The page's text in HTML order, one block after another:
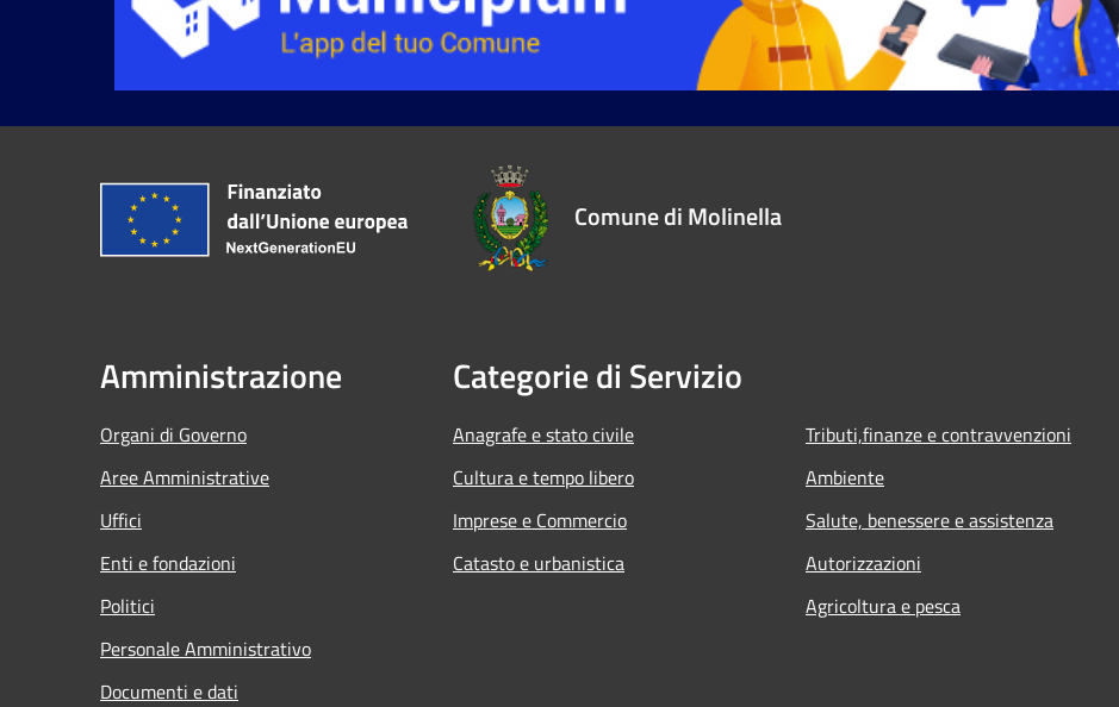
Comune di Molinella
Amministrazione
Organi di Governo
Aree Amministrative
Uffici
Enti e fondazioni
Politici
Personale Amministrativo
Documenti e dati
Categorie di Servizio
Anagrafe e stato civile
Cultura e tempo libero
Imprese e Commercio
Catasto e urbanistica
Tributi,finanze e contravvenzioni
Ambiente
Salute, benessere e assistenza
Autorizzazioni
Agricoltura e pesca